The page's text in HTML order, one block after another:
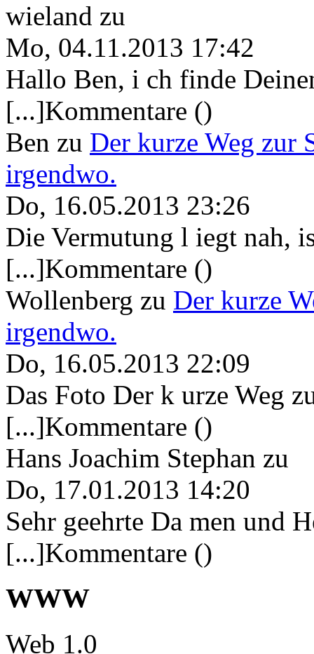
wieland zu
Mo, 04.11.2013 17:42
Hallo Ben, i ch finde
[...]Kommentare ()
Ben zu Der kurze Weg zur
irgendwo.
Do, 16.05.2013 23:26
Die Vermutung l iegt nah,
[...]Kommentare ()
Wollenberg zu Der kurze
irgendwo.
Do, 16.05.2013 22:09
Das Foto Der k urze Weg
[...]Kommentare ()
Hans Joachim Stephan zu
Do, 17.01.2013 14:20
Sehr geehrte Da men und
[...]Kommentare ()
WWW
Web 1.0